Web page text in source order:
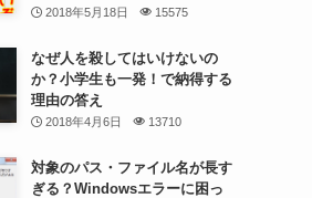
2018年5月18日 15575
なぜ人を殺してはいけないの
か？小学生も一発！で納得する
理由の答え
2018年4月6日 13710
対象のパス・ファイル名が長す
ぎる？Windowsエラーに困っ